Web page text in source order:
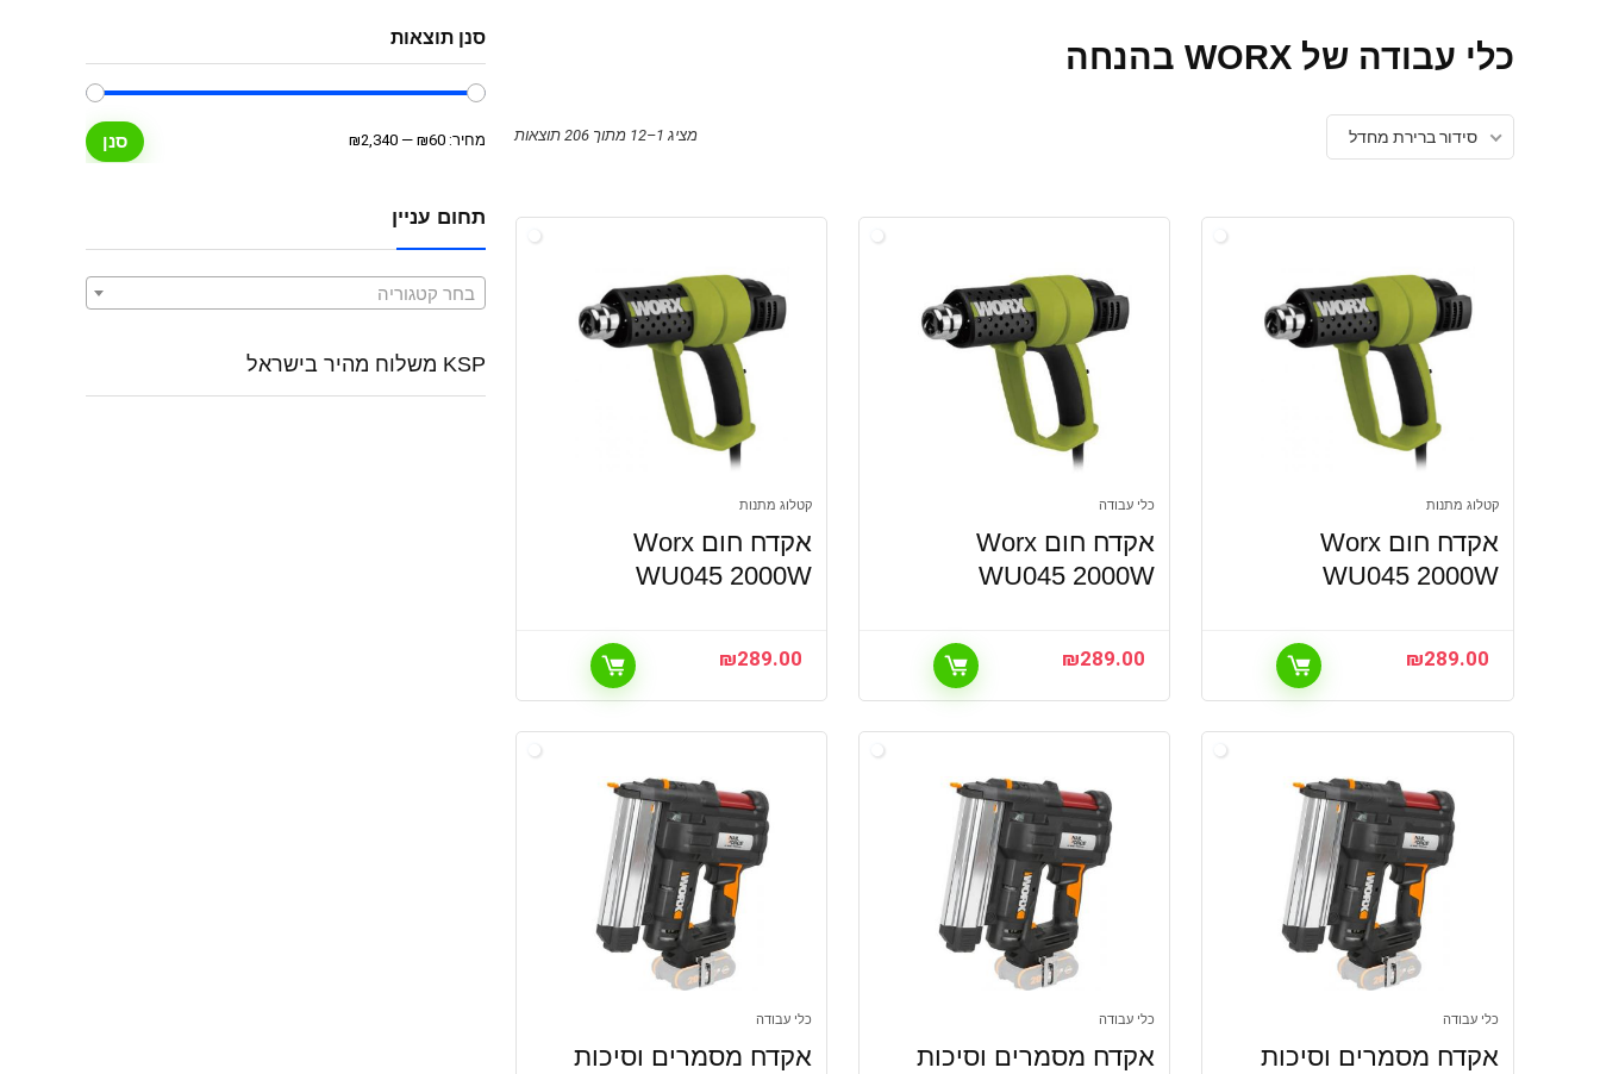
כלי עבודה של WORX בהנחה
מציג 1–12 מתוך 206 תוצאות סידור ברירת מחדל
קטלוג מתנות
אקדח חום Worx
WU045 2000W
₪289.00
כלי עבודה
אקדח חום Worx
WU045 2000W
₪289.00
קטלוג מתנות
אקדח חום Worx
WU045 2000W
₪289.00
כלי עבודה
אקדח מסמרים וסיכות
כלי עבודה
אקדח מסמרים וסיכות
כלי עבודה
אקדח מסמרים וסיכות
סנן תוצאות
מחיר
מחיר סנן מחיר: ₪60
—
₪2,340
תחום עניין
בחר קטגוריה
KSP משלוח מהיר בישראל